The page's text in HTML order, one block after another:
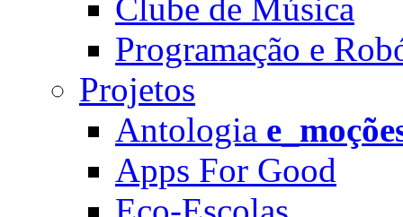
Clube de Música
Programação e
Projetos
Antologia
Apps For Good